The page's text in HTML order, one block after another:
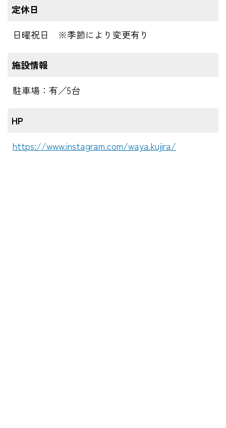
定休日
日曜祝日 ※季節により変更有り
施設情報
駐車場：有／5台
HP
https://www.instagram.com/waya.kujira/